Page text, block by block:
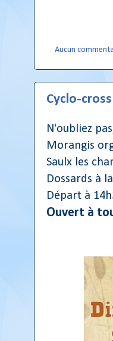
Aucun
Cyclo-cross
N'oubliez
Morangis
Saulx les
Dossards à
Départ à
Ouvert à